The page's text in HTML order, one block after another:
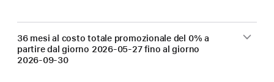
36 mesi al costo totale promozionale del 0% a
partire dal giorno 2026-05-27fino al giorno
2026-09-30